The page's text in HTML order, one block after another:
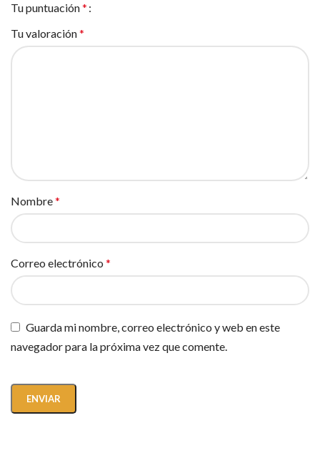
Tu puntuación*
Tu valoración*
Nombre*
Correo electrónico *
Guarda mi nombre, correo electrónico y web en este
navegador para la próxima vez que comente.